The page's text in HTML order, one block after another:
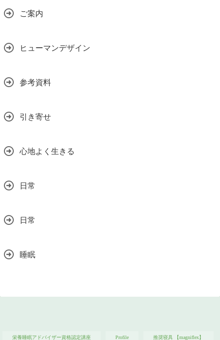
ご案内
ヒューマンデザイン
参考資料
引き寄せ
心地よく生きる
日常
日常
睡眠
栄養睡眠アドバイザー資格認定講座 Profile 推奨寝具 【magniflex】